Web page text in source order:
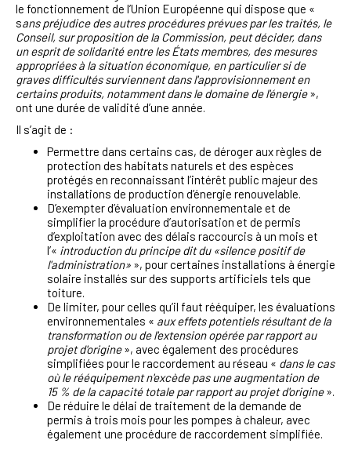
le fonctionnement de l’Union Européenne qui dispose que «
sans préjudice des autres procédures prévues par les traités, le
Conseil, sur proposition de la Commission, peut décider, dans
un esprit de solidarité entre les États membres, des mesures
appropriées à la situation économique, en particulier si de
graves difficultés surviennent dans l'approvisionnement en
certains produits, notamment dans le domaine de l'énergie»,
ont une durée de validité d’une année.
Il s’agit de :
Permettre dans certains cas, de déroger aux règles de
protection des habitats naturels et des espèces
protégés en reconnaissant l’intérêt public majeur des
installations de production d’énergie renouvelable.
D’exempter d’évaluation environnementale et de
simplifier la procédure d’autorisation et de permis
d’exploitation avec des délais raccourcis à un mois et
l’« introduction du principe dit du «silence positif de
l'administration» », pour certaines installations à énergie
solaire installés sur des supports artificiels tels que
toiture.
De limiter, pour celles qu’il faut rééquiper, les évaluations
environnementales « aux effets potentiels résultant de la
transformation ou de l'extension opérée par rapport au
projet d'origine», avec également des procédures
simplifiées pour le raccordement au réseau « dans le cas
où le rééquipement n'excède pas une augmentation de
15 % de la capacité totale par rapport au projet d'origine».
De réduire le délai de traitement de la demande de
permis à trois mois pour les pompes à chaleur, avec
également une procédure de raccordement simplifiée.